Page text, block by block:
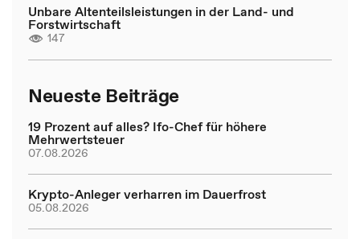
Unbare Altenteilsleistungen in der Land- und
Forstwirtschaft
147
Neueste Beiträge
19 Prozent auf alles? Ifo-Chef für höhere
Mehrwertsteuer
07.08.2026
Krypto-Anleger verharren im Dauerfrost
05.08.2026